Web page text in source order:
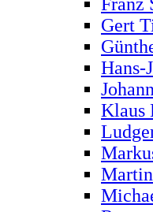
Gert
Hans-
Klaus